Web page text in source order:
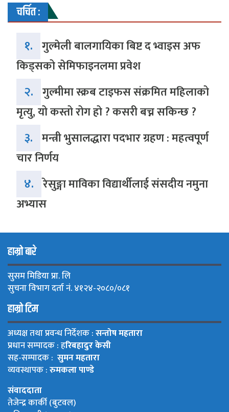
चर्चित :
१. गुल्मेली बालगायिका बिष्ट द भ्वाइस अफ
किड्सको सेमिफाइनलमा प्रवेश
२. गुल्मीमा स्क्रब टाइफस संक्रमित महिलाको
मृत्यु, यो कस्तो रोग हो ? कसरी बच्न सकिन्छ ?
३. मन्त्री भुसालद्धारा पदभार ग्रहण : महत्वपूर्ण
चार निर्णय
४. रेसुङ्गा माविका विद्यार्थीलाई संसदीय नमुना
अभ्यास
हाम्रो बारे
सुसम मिडिया प्रा. लि
सुचना विभाग दर्ता नं. ४१२४-२०८०/०८१
हाम्रो टिम
अध्यक्ष तथा प्रवन्ध निर्देशक :सन्तोष महतारा
प्रधान सम्पादक : हरिबहादुर केसी
सह-सम्पादक : सुमन महतारा
व्यवस्थापक :रुमकला पाण्डे
संवाददाता
तेजेन्द्र कार्की (बुटवल)